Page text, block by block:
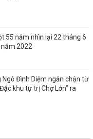
55 năm nhìn lại 22 tháng 6
2022
Đình Diệm ngăn chận từ
khu tự trị Chợ Lớn” ra